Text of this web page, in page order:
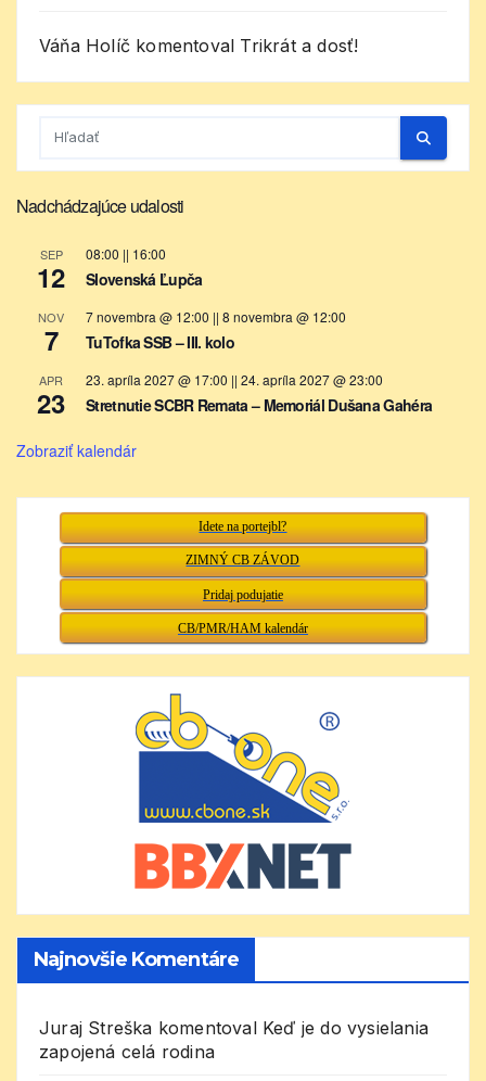
Váňa Holíč komentoval Trikrát a dosť!
Nadchádzajúce udalosti
SEP
12
08:00 || 16:00
Slovenská Ľupča
NOV
7
7 novembra @ 12:00 || 8 novembra @ 12:00
TuTofka SSB – III. kolo
APR
23
23. apríla 2027 @ 17:00 || 24. apríla 2027 @ 23:00
Stretnutie SCBR Remata – Memoriál Dušana Gahéra
Zobraziť kalendár
Idete na portejbl?
ZIMNÝ CB ZÁVOD
Pridaj podujatie
CB/PMR/HAM kalendár
Najnovšie Komentáre
Juraj Streška komentoval Keď je do vysielania
zapojená celá rodina